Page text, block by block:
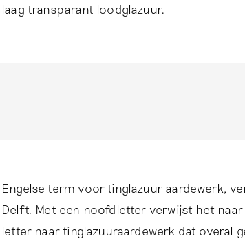
laag transparant loodglazuur.
Engelse term voor tinglazuur aardewerk,
Delft. Met een hoofdletter verwijst het
letter naar tinglazuuraardewerk dat overal